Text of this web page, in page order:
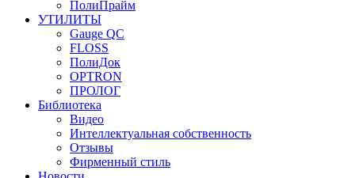
ПолиПрайм
УТИЛИТЫ
Gauge QC
FLOSS
ПолиДок
OPTRON
ПРОЛОГ
Библиотека
Видео
Интеллектуальная собственность
Отзывы
Фирменный стиль